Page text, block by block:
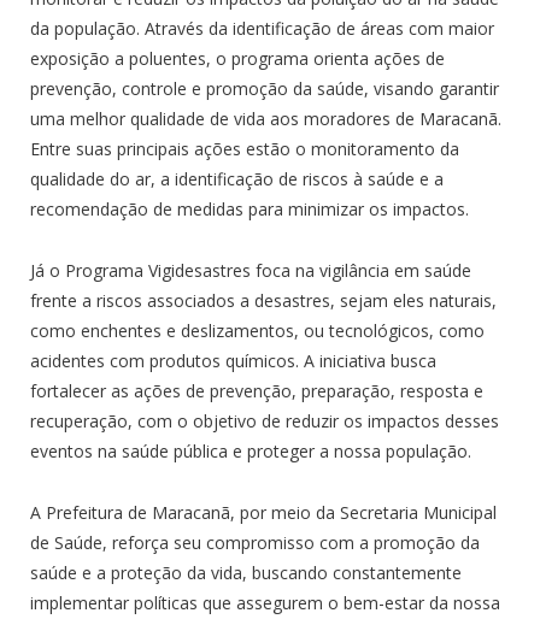
da população. Através da identificação de áreas com maior
exposição a poluentes, o programa orienta ações de
prevenção, controle e promoção da saúde, visando garantir
uma melhor qualidade de vida aos moradores de Maracanã.
Entre suas principais ações estão o monitoramento da
qualidade do ar, a identificação de riscos à saúde e a
recomendação de medidas para minimizar os impactos.
Já o Programa Vigidesastres foca na vigilância em saúde
frente a riscos associados a desastres, sejam eles naturais,
como enchentes e deslizamentos, ou tecnológicos, como
acidentes com produtos químicos. A iniciativa busca
fortalecer as ações de prevenção, preparação, resposta e
recuperação, com o objetivo de reduzir os impactos desses
eventos na saúde pública e proteger a nossa população.
A Prefeitura de Maracanã, por meio da Secretaria Municipal
de Saúde, reforça seu compromisso com a promoção da
saúde e a proteção da vida, buscando constantemente
implementar políticas que assegurem o bem-estar da nossa